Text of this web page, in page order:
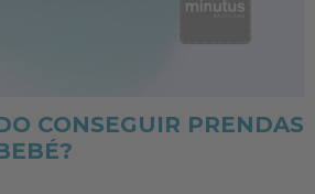
CONSEGUIR PRENDAS